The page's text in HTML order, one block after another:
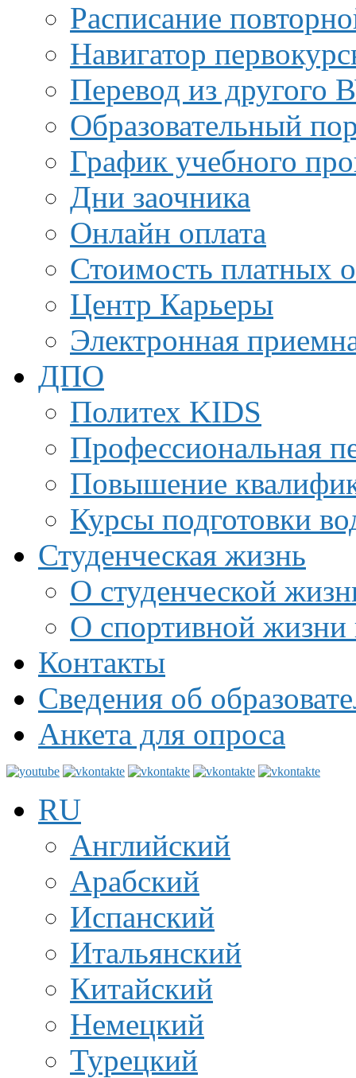
Расписание
Навигатор
Перевод из другого
Образовательный
График учебного
Дни заочника
Онлайн оплата
Стоимость платных
Центр Карьеры
Электронная
ДПО
Политех KIDS
Профессиональная
Повышение
Курсы подготовки
Студенческая жизнь
О студенческой
О спортивной жизни
Контакты
Сведения об
Анкета для опроса
RU
Английский
Арабский
Испанский
Итальянский
Китайский
Немецкий
Турецкий